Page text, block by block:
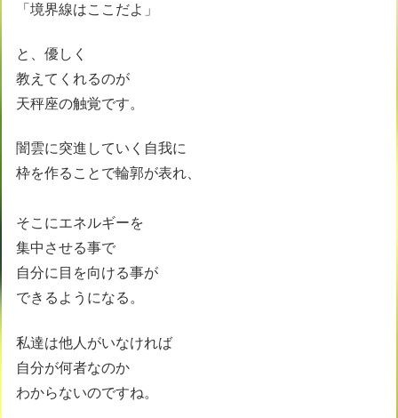
「境界線はここだよ」
と、優しく
教えてくれるのが
天秤座の触覚です。
闇雲に突進していく自我に
枠を作ることで輪郭が表れ、
そこにエネルギーを
集中させる事で
自分に目を向ける事が
できるようになる。
私達は他人がいなければ
自分が何者なのか
わからないのですね。